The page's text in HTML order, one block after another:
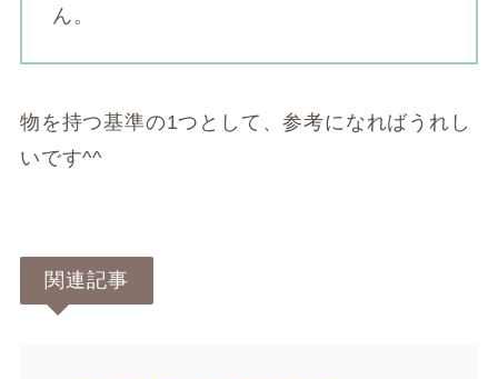
ん。
物を持つ基準の1つとして、参考になればうれし
いです^^
関連記事